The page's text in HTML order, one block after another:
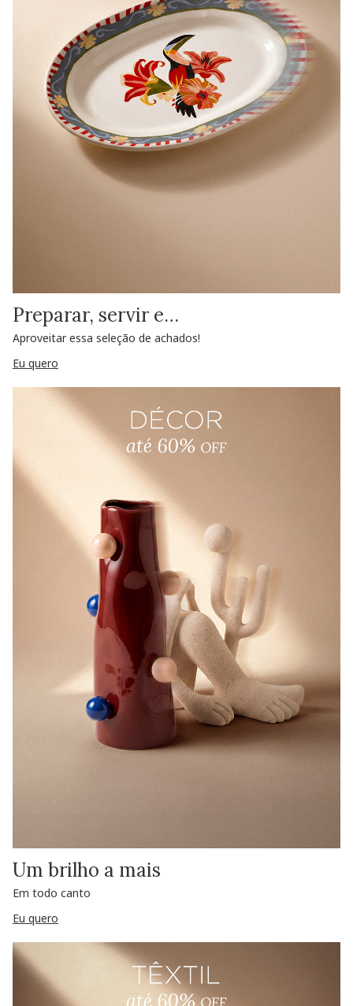
Preparar, servir e…
Aproveitar essa seleção de achados!
Eu quero
Um brilho a mais
Em todo canto
Eu quero